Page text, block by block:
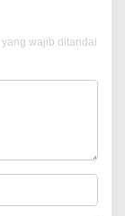
yang wajib ditandai